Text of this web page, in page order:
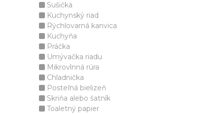
Sušička
Kuchynský riad
Rýchlovarná kanvica
Kuchyňa
Práčka
Umývačka riadu
Mikrovlnná rúra
Chladnička
Posteľná bielizeň
Skriňa alebo šatník
Toaletný papier